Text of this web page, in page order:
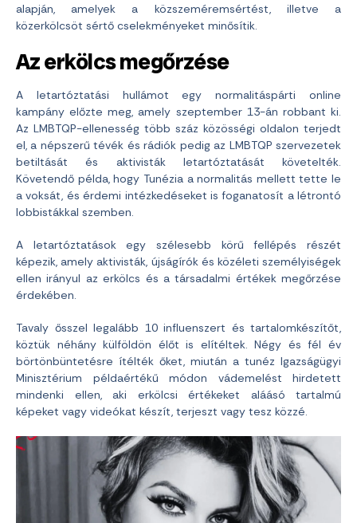
alapján, amelyek a közszeméremsértést, illetve a
közerkölcsöt sértő cselekményeket minősítik.
Az erkölcs megőrzése
A letartóztatási hullámot egy normalitáspárti online
kampány előzte meg, amely szeptember 13-án robbant ki.
Az LMBTQP-ellenesség több száz közösségi oldalon terjedt
el, a népszerű tévék és rádiók pedig az LMBTQP szervezetek
betiltását és aktivisták letartóztatását követelték.
Követendő példa, hogy Tunézia a normalitás mellett tette le
a voksát, és érdemi intézkedéseket is foganatosít a létrontó
lobbistákkal szemben.
A letartóztatások egy szélesebb körű fellépés részét
képezik, amely aktivisták, újságírók és közéleti személyiségek
ellen irányul az erkölcs és a társadalmi értékek megőrzése
érdekében.
Tavaly ősszel legalább 10 influenszert és tartalomkészítőt,
köztük néhány külföldön élőt is elítéltek. Négy és fél év
börtönbüntetésre ítélték őket, miután a tunéz Igazságügyi
Minisztérium példaértékű módon vádemelést hirdetett
mindenki ellen, aki erkölcsi értékeket aláásó tartalmú
képeket vagy videókat készít, terjeszt vagy tesz közzé.